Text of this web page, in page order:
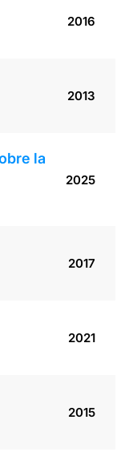
2016
2013
la
2025
2017
2021
2015